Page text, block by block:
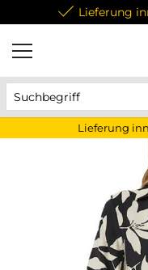
Lieferung
Lieferung